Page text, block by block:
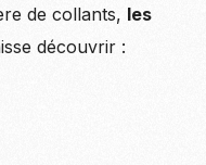
de collants, les
découvrir :